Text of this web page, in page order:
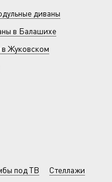
диваны
в Балашихе
Жуковском
под ТВ
Стеллажи